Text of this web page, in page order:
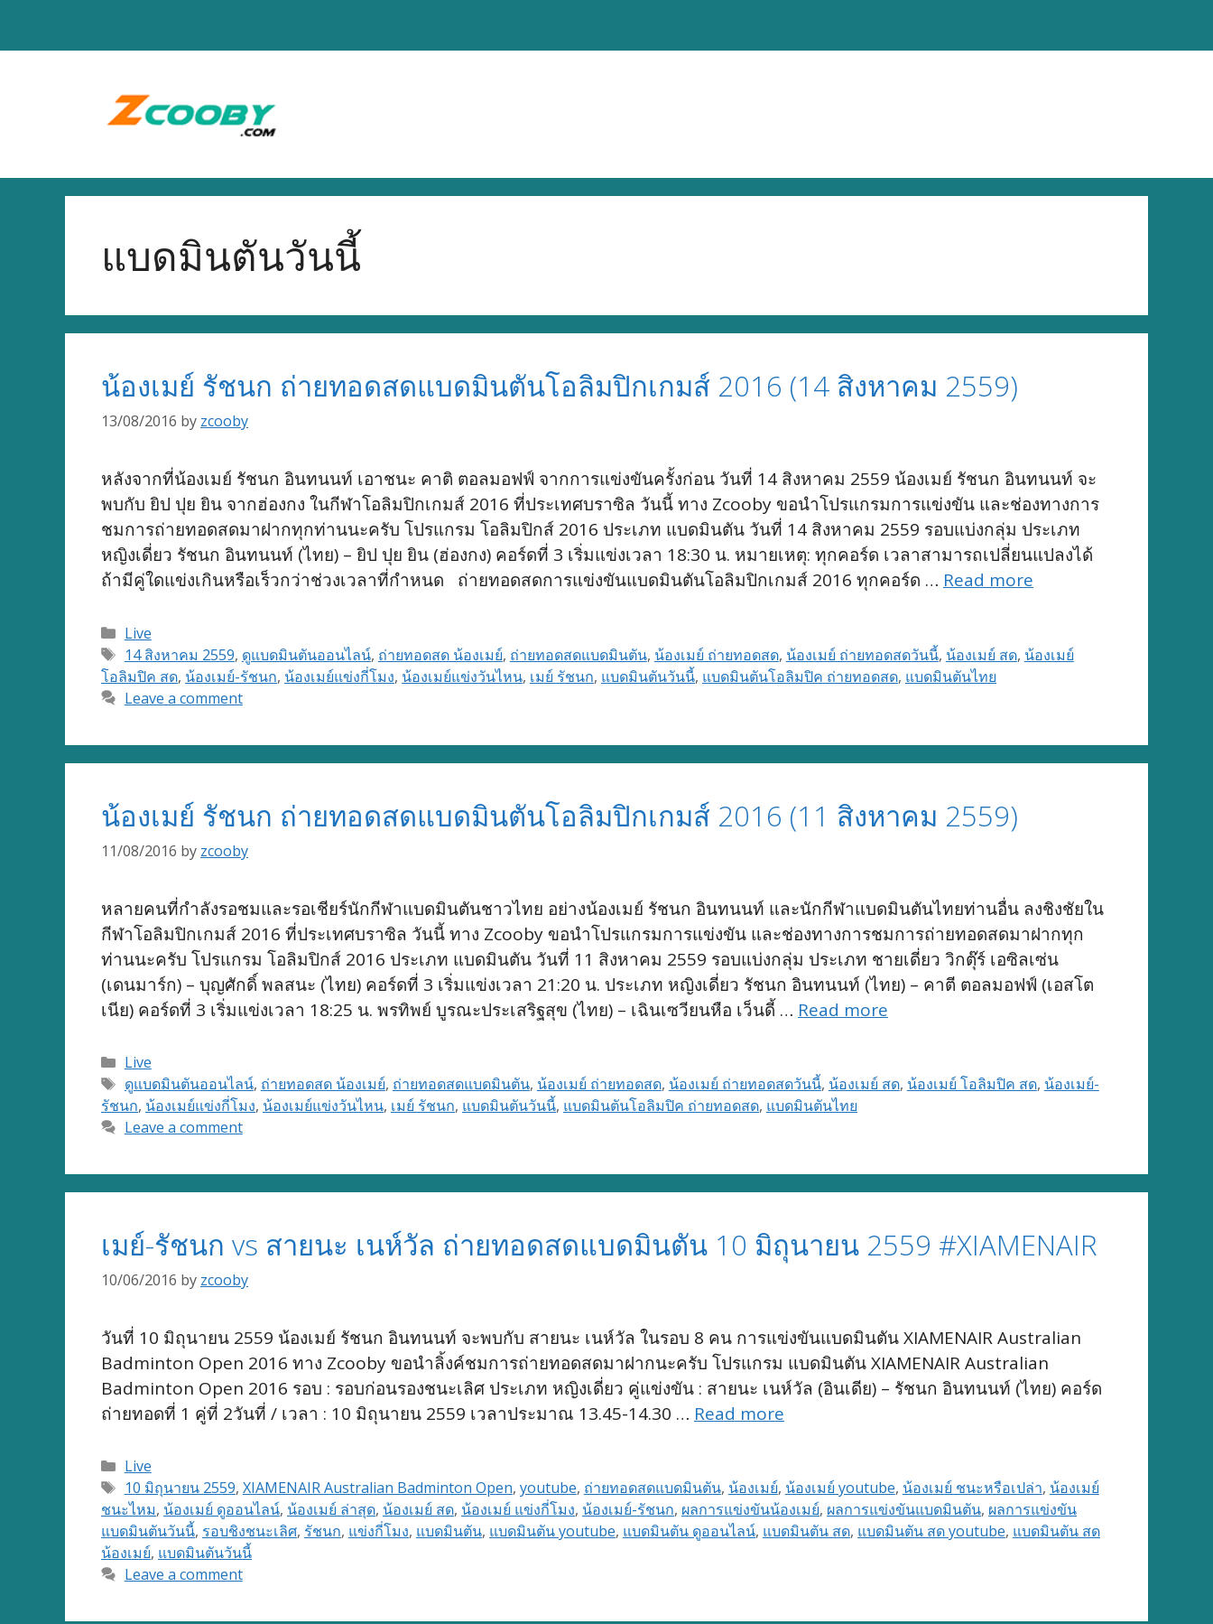
แบดมินตันวันนี้
น้องเมย์ รัชนก ถ่ายทอดสดแบดมินตันโอลิมปิกเกมส์ 2016 (14 สิงหาคม 2559)
13/08/2016 by zcooby
หลังจากที่น้องเมย์ รัชนก อินทนนท์ เอาชนะ คาติ ตอลมอฟฟ์ จากการแข่งขันครั้งก่อน วันที่ 14 สิงหาคม 2559 น้องเมย์ รัชนก อินทนนท์ จะ
พบกับ ยิป ปุย ยิน จากฮ่องกง ในกีฬาโอลิมปิกเกมส์ 2016 ที่ประเทศบราซิล วันนี้ ทาง Zcooby ขอนำโปรแกรมการแข่งขัน และช่องทางการ
ชมการถ่ายทอดสดมาฝากทุกท่านนะครับ โปรแกรม โอลิมปิกส์ 2016 ประเภท แบดมินตัน วันที่ 14 สิงหาคม 2559 รอบแบ่งกลุ่ม ประเภท
หญิงเดี่ยว รัชนก อินทนนท์ (ไทย) – ยิป ปุย ยิน (ฮ่องกง) คอร์ดที่ 3 เริ่มแข่งเวลา 18:30 น. หมายเหตุ: ทุกคอร์ด เวลาสามารถเปลี่ยนแปลงได้
ถ้ามีคู่ใดแข่งเกินหรือเร็วกว่าช่วงเวลาที่กำหนด ถ่ายทอดสดการแข่งขันแบดมินตันโอลิมปิกเกมส์ 2016 ทุกคอร์ด … Read more
Categories
Live
Tags
14 สิงหาคม 2559, ดูแบดมินตันออนไลน์, ถ่ายทอดสด น้องเมย์, ถ่ายทอดสดแบดมินตัน, น้องเมย์ ถ่ายทอดสด, น้องเมย์ ถ่ายทอดสดวันนี้, น้องเมย์ สด, น้องเมย์
โอลิมปิค สด, น้องเมย์-รัชนก, น้องเมย์แข่งกี่โมง, น้องเมย์แข่งวันไหน, เมย์ รัชนก, แบดมินตันวันนี้, แบดมินตันโอลิมปิค ถ่ายทอดสด, แบดมินตันไทย
Leave a comment
น้องเมย์ รัชนก ถ่ายทอดสดแบดมินตันโอลิมปิกเกมส์ 2016 (11 สิงหาคม 2559)
11/08/2016 by zcooby
หลายคนที่กำลังรอชมและรอเชียร์นักกีฬาแบดมินตันชาวไทย อย่างน้องเมย์ รัชนก อินทนนท์ และนักกีฬาแบดมินตันไทยท่านอื่น ลงชิงชัยใน
กีฬาโอลิมปิกเกมส์ 2016 ที่ประเทศบราซิล วันนี้ ทาง Zcooby ขอนำโปรแกรมการแข่งขัน และช่องทางการชมการถ่ายทอดสดมาฝากทุก
ท่านนะครับ โปรแกรม โอลิมปิกส์ 2016 ประเภท แบดมินตัน วันที่ 11 สิงหาคม 2559 รอบแบ่งกลุ่ม ประเภท ชายเดี่ยว วิกตุ๊ร์ เอซิลเซ่น
(เดนมาร์ก) – บุญศักดิ์ พลสนะ (ไทย) คอร์ดที่ 3 เริ่มแข่งเวลา 21:20 น. ประเภท หญิงเดี่ยว รัชนก อินทนนท์ (ไทย) – คาตี ตอลมอฟฟ์ (เอสโต
เนีย) คอร์ดที่ 3 เริ่มแข่งเวลา 18:25 น. พรทิพย์ บูรณะประเสริฐสุข (ไทย) – เฉินเซวียนหือ เว็นดี้ … Read more
Categories
Live
Tags
ดูแบดมินตันออนไลน์, ถ่ายทอดสด น้องเมย์, ถ่ายทอดสดแบดมินตัน, น้องเมย์ ถ่ายทอดสด, น้องเมย์ ถ่ายทอดสดวันนี้, น้องเมย์ สด, น้องเมย์ โอลิมปิค สด, น้องเมย์-
รัชนก, น้องเมย์แข่งกี่โมง, น้องเมย์แข่งวันไหน, เมย์ รัชนก, แบดมินตันวันนี้, แบดมินตันโอลิมปิค ถ่ายทอดสด, แบดมินตันไทย
Leave a comment
เมย์-รัชนก vs สายนะ เนห์วัล ถ่ายทอดสดแบดมินตัน 10 มิถุนายน 2559 #XIAMENAIR
10/06/2016 by zcooby
วันที่ 10 มิถุนายน 2559 น้องเมย์ รัชนก อินทนนท์ จะพบกับ สายนะ เนห์วัล ในรอบ 8 คน การแข่งขันแบดมินตัน XIAMENAIR Australian
Badminton Open 2016 ทาง Zcooby ขอนำลิ้งค์ชมการถ่ายทอดสดมาฝากนะครับ โปรแกรม แบดมินตัน XIAMENAIR Australian
Badminton Open 2016 รอบ : รอบก่อนรองชนะเลิศ ประเภท หญิงเดี่ยว คู่แข่งขัน : สายนะ เนห์วัล (อินเดีย) – รัชนก อินทนนท์ (ไทย) คอร์ด
ถ่ายทอดที่ 1 คู่ที่ 2วันที่ / เวลา : 10 มิถุนายน 2559 เวลาประมาณ 13.45-14.30 … Read more
Categories
Live
Tags
10 มิถุนายน 2559, XIAMENAIR Australian Badminton Open, youtube, ถ่ายทอดสดแบดมินตัน, น้องเมย์, น้องเมย์ youtube, น้องเมย์ ชนะหรือเปล่า, น้องเมย์
ชนะไหม, น้องเมย์ ดูออนไลน์, น้องเมย์ ล่าสุด, น้องเมย์ สด, น้องเมย์ แข่งกี่โมง, น้องเมย์-รัชนก, ผลการแข่งขันน้องเมย์, ผลการแข่งขันแบดมินตัน, ผลการแข่งขัน
แบดมินตันวันนี้, รอบชิงชนะเลิศ, รัชนก, แข่งกี่โมง, แบดมินตัน, แบดมินตัน youtube, แบดมินตัน ดูออนไลน์, แบดมินตัน สด, แบดมินตัน สด youtube, แบดมินตัน สด
น้องเมย์, แบดมินตันวันนี้
Leave a comment